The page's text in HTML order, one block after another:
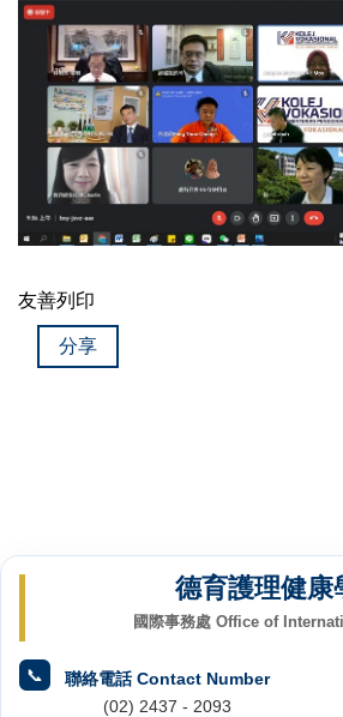
友善列印
分享
德育護理健康
國際事務處 Office of
📞 聯絡電話 Contact Number
(02) 2437 - 2093